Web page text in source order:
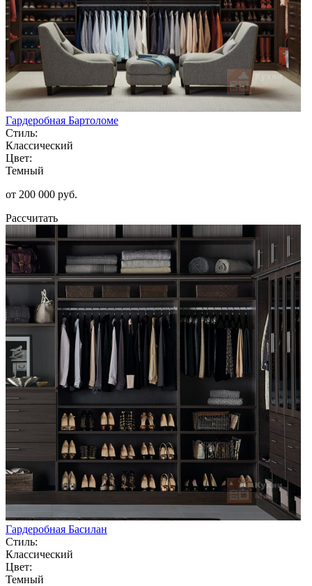
Гардеробная Бартоломе
Стиль:
Классический
Цвет:
Темный
от 200 000 руб.
Рассчитать
Гардеробная Басилан
Стиль:
Классический
Цвет:
Темный